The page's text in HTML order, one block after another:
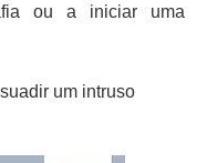
ou a iniciar uma
um intruso